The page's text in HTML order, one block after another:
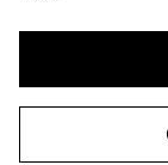
©2026